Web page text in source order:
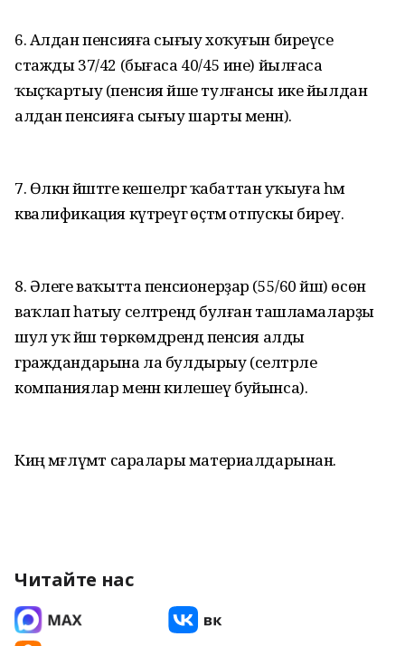
6. Алдан пенсияға сығыу хоҡуғын биреүсе
стажды 37/42 (бығаса 40/45 ине) йылғаса
ҡыҫҡартыу (пенсия йәше тулғансы ике йылдан
алдан пенсияға сығыу шарты менән).
7. Өлкән йәштәге кешеләргә ҡабаттан уҡыуға һәм
квалификация күтәреүгә өҫтәмә отпускы биреү.
8. Әлеге ваҡытта пенсионерҙар (55/60 йәш) өсөн
ваҡлап һатыу селтәрендә булған ташламаларҙы
шул уҡ йәш төркөмдәрендә пенсия алды
граждандарына ла булдырыу (селтәрле
компаниялар менән килешеү буйынса).
Киң мәғлүмәт саралары материалдарынан.
Читайте нас